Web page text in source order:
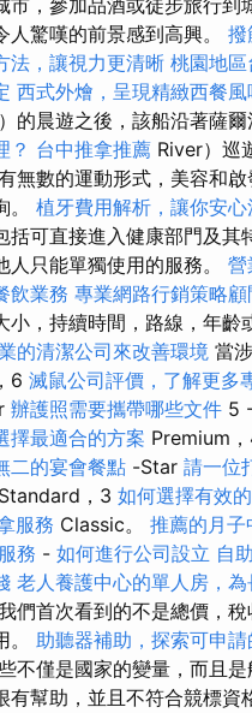
市，參加品酒或徒步旅行到
人驚嘆的前景感到高興。 撥
法，讓視力更清晰 桃園地
西式外燴，呈現精緻西餐風
的晨遊之後，該船沿著薩
？ 台中推拿推薦 River）巡
無數的運動形式，美容和啟
。 植牙費用解析，讓你安
括可直接進入健康部門及其
人只能單獨使用的服務。 營
飲業務 專業網路行銷策略顧
小，持續時間，路線，年齡
的清潔公司來改善環境 當
6 滅鼠公司評價，了解更多
辦護照需要攜帶哪些文件 5
擇最適合的方案 Premium
二的宴會餐點 -Star 請一位
Standard，3 如何選擇有效
服務 Classic。 推薦的月子
務 - 如何進行公司設立 自
老人養護中心的單人房，
們首次看到的不是總價，
。 助聽器補助，探索可申
不僅是國家的變量，而且
有幫助，並且不符合競標資